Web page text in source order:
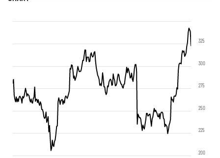
200
225
250
275
300
325